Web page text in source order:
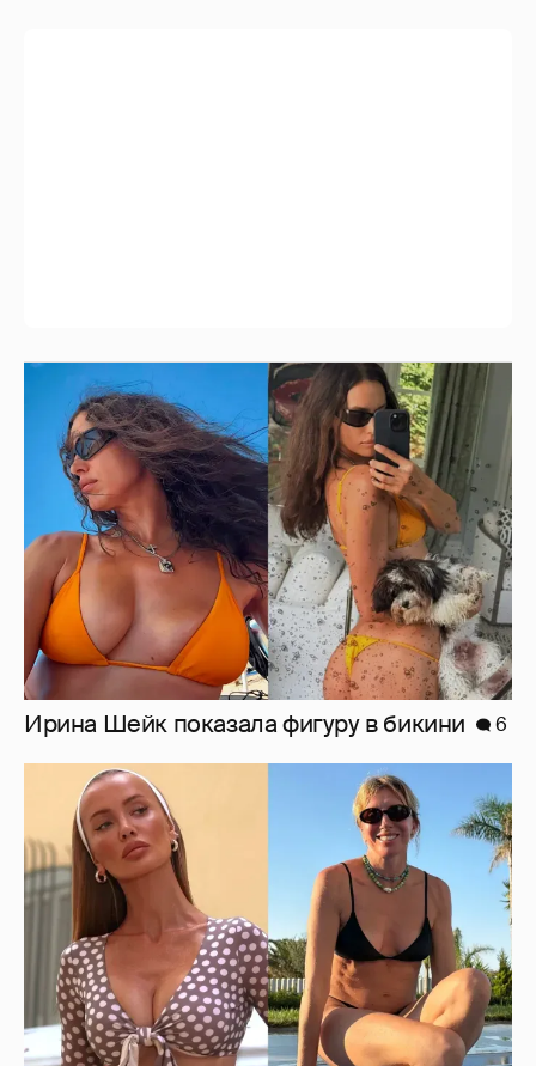
Ирина Шейк показала фигуру в бикини
Где и как отдыхают Zivert, Валя Карнавал и
дочери миллиардеров